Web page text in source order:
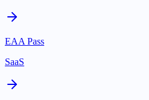
EAA Pass
SaaS